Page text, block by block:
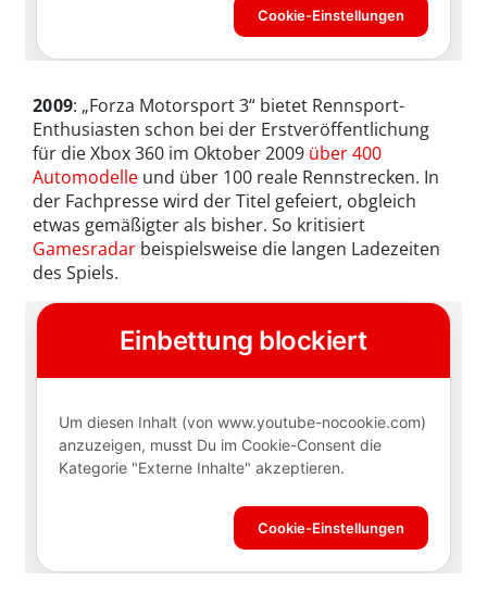
2009: „Forza Motorsport 3“ bietet Rennsport-
Enthusiasten schon bei der Erstveröffentlichung
für die Xbox 360 im Oktober 2009 über 400
Automodelle und über 100 reale Rennstrecken. In
der Fachpresse wird der Titel gefeiert, obgleich
etwas gemäßigter als bisher. So kritisiert
Gamesradar beispielsweise die langen Ladezeiten
des Spiels.